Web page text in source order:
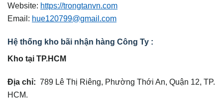
Website: https://trongtanvn.com
Email: hue120799@gmail.com
Hệ thống kho bãi nhận hàng Công Ty :
Kho tại TP.HCM
Địa chỉ: 789 Lê Thị Riêng, Phường Thới An, Quận 12, TP.
HCM.